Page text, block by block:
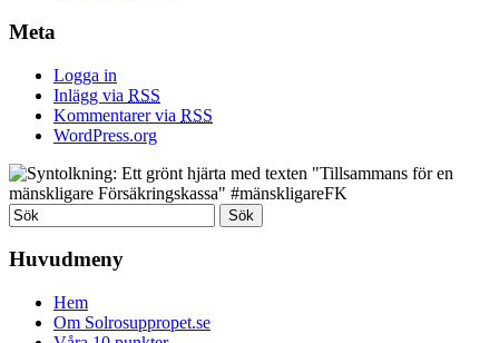
Meta
Logga in
Inlägg via RSS
Kommentarer via RSS
WordPress.org
Huvudmeny
Hem
Om Solrosuppropet.se